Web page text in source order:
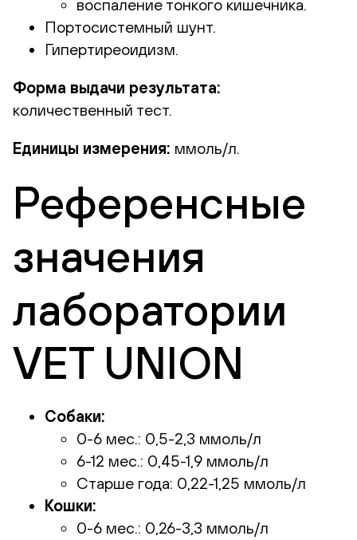
воспаление тонкого кишечника.
Портосистемный шунт.
Гипертиреоидизм.
Форма выдачи результата:
количественный тест.
Единицы измерения: ммоль/л.
Референсные
значения
лаборатории
VET UNION
Собаки:
0-6 мес.: 0,5-2,3 ммоль/л
6-12 мес.: 0,45-1,9 ммоль/л
Старше года: 0,22-1,25 ммоль/л
Кошки:
0-6 мес.: 0,26-3,3 ммоль/л